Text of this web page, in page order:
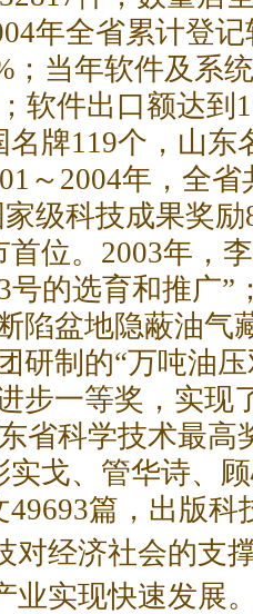
年全省累计登
；当年软件及系
软件出口额达到
牌119个，山东
～2004年，全
级科技成果奖
位。2003年，
号的选育和推广”
陷盆地隐蔽油气
研制的“万吨油
步一等奖，实现
省科学技术最高
戈、管华诗、
篇，出版科
经济社会的支
实现快速发展。